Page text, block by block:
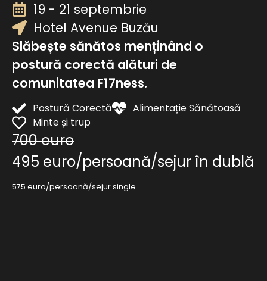
19 - 21 septembrie
Hotel Avenue Buzău
Slăbește sănătos menținând o
postură corectă alături de
comunitatea F17ness.
Postură Corectă
Alimentație Sănătoasă
Minte și trup
700 euro
495 euro/persoană/sejur în dublă
575 euro/persoană/sejur single